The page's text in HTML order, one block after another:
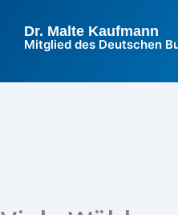
Dr. Malte Kaufmann
Mitglied des Deutschen